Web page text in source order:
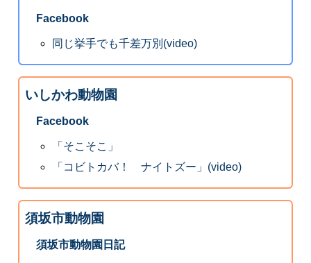
Facebook
同じ挙手でも千差万別(video)
いしかわ動物園
Facebook
「そこそこ」
「コビトカバ！ ナイトズー」(video)
須坂市動物園
須坂市動物園日記